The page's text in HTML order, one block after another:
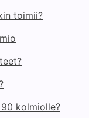
toimii?
kolmiolle?